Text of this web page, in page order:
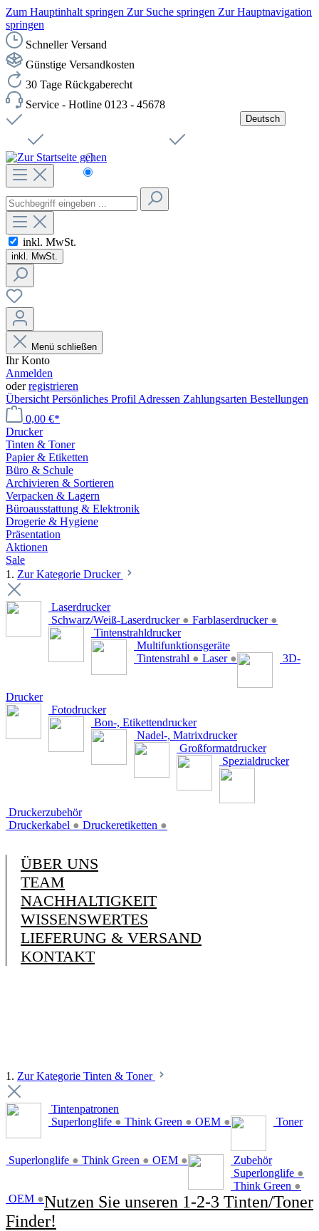
Zum Hauptinhalt springen Zur Suche springen Zur Hauptnavigation
springen
Schneller Versand
Günstige Versandkosten
30 Tage Rückgaberecht
Service - Hotline 0123 - 45678
Deutsch
Čeština
inkl. MwSt.
inkl. MwSt.
Menü schließen
Ihr Konto
Anmelden
oderregistrieren
Übersicht Persönliches Profil Adressen Zahlungsarten Bestellungen
0,00 €*
Drucker
Tinten & Toner
Papier & Etiketten
Büro & Schule
Archivieren & Sortieren
Verpacken & Lagern
Büroausstattung & Elektronik
Drogerie & Hygiene
Präsentation
Aktionen
Sale
1. Zur Kategorie Drucker
Laserdrucker
Schwarz/Weiß-Laserdrucker ● Farblaserdrucker ●
Tintenstrahldrucker
Multifunktionsgeräte
Tintenstrahl ● Laser ● 3D-
Drucker
Fotodrucker
Bon-, Etikettendrucker
Nadel-, Matrixdrucker
Großformatdrucker
Spezialdrucker
Druckerzubehör
Druckerkabel ● Druckeretiketten ●
ÜBER UNS
TEAM
NACHHALTIGKEIT
WISSENSWERTES
LIEFERUNG & VERSAND
KONTAKT
1. Zur Kategorie Tinten & Toner
Tintenpatronen
Superlonglife ● Think Green ● OEM ● Toner
Superlonglife ● Think Green ● OEM ●
Zubehör
Superlonglife ●
Think Green ●
OEM ●Nutzen Sie unseren 1-2-3 Tinten/Toner
Finder!